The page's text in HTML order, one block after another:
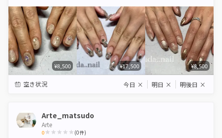
¥8,500 ¥17,500 ¥8,500
空き状況 今日 × 明日 × 明後日 ×
Arte_matsudo
Arte
0 (0件)